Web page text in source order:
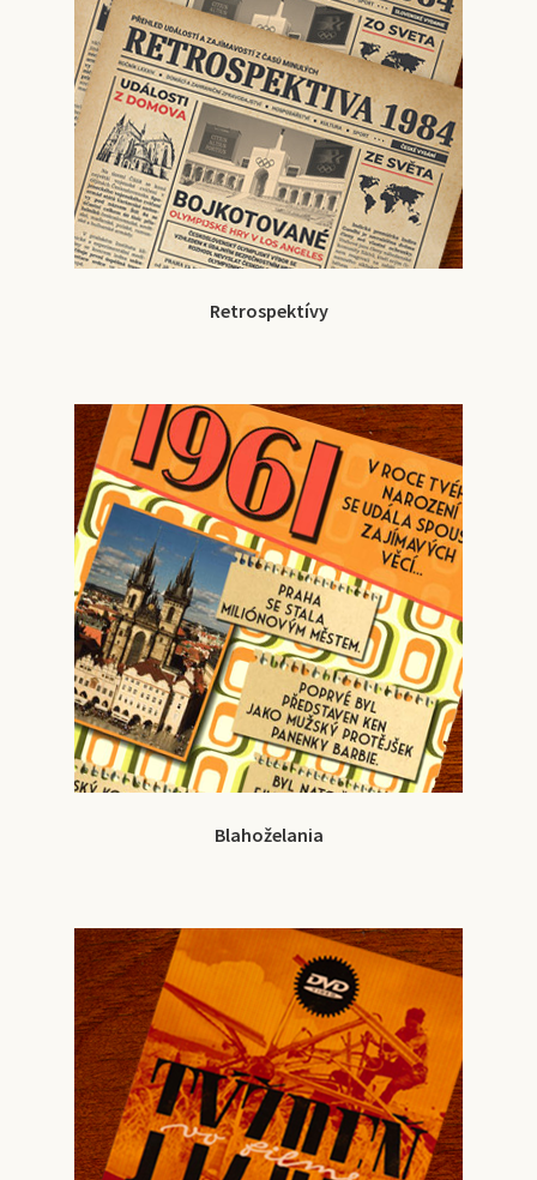
Retrospektívy
Blahoželania